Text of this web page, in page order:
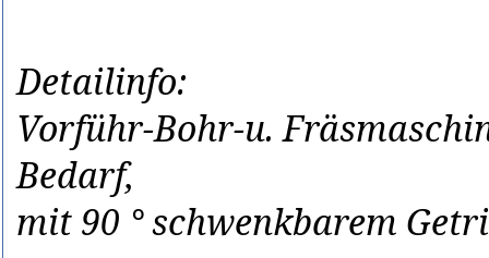
Detailinfo:
Vorführ-Bohr-u.
Bedarf,
mit 90 ° schwenkbarem